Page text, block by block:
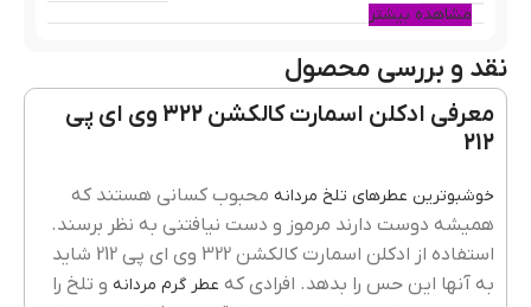
مناسب برای
برند ادکلن اسمارت کالکشن / smart collection
مشاهده بیشتر
نقد و بررسی محصول
معرفی ادکلن اسمارت کالکشن 322 وی ای پی
212
خوشبوترین عطرهای تلخ مردانه محبوب کسانی هستند که
همیشه دوست دارند مرموز و دست نیافتنی به نظر برسند.
استفاده از ادکلن اسمارت کالکشن 322 وی ای پی 212 شاید
به آنها این حس را بدهد. افرادی که عطر گرم مردانه و تلخ را